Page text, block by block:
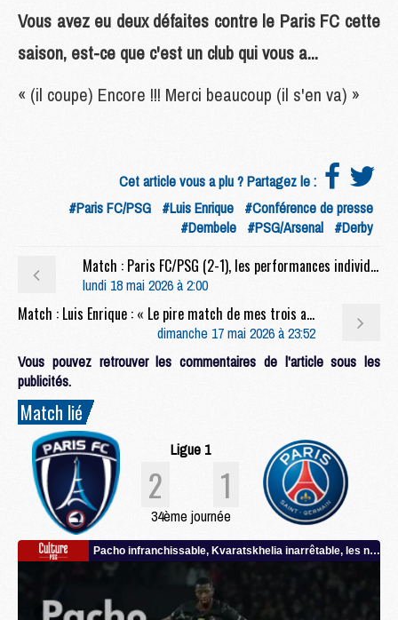
Vous avez eu deux défaites contre le Paris FC cette
saison, est-ce que c'est un club qui vous a...
« (il coupe) Encore !!! Merci beaucoup (il s'en va) »
Cet article vous a plu ? Partagez le :
#Paris FC/PSG #Luis Enrique #Conférence de presse
#Dembele #PSG/Arsenal #Derby
Match : Paris FC/PSG (2-1), les performances individuelles
lundi 18 mai 2026 à 2:00
Match : Luis Enrique : « Le pire match de mes trois années ici »
dimanche 17 mai 2026 à 23:52
Vous pouvez retrouver les commentaires de l'article sous les
publicités.
Match lié
Ligue 1
2 1
34ème journée